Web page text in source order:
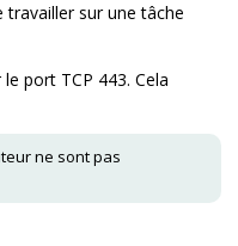
sur une tâche
port TCP 443. Cela
ne sont pas